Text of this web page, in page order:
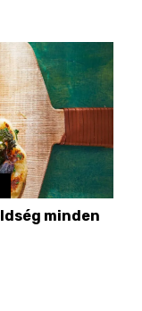
minden